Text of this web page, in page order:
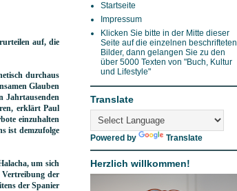
auf, die
durchaus
Glauben
Jahrtausenden
erklärt Paul
einzuhalten
ist demzufolge
um sich
Vertreibung der
der Spanier
Startseite
Impressum
Klicken Sie bitte in der Mitte dieser
Seite auf die einzelnen beschrifteten
Bilder, dann gelangen Sie zu den
über 5000 Texten von "Buch, Kultur
und Lifestyle"
Translate
Powered by Translate
Herzlich willkommen!